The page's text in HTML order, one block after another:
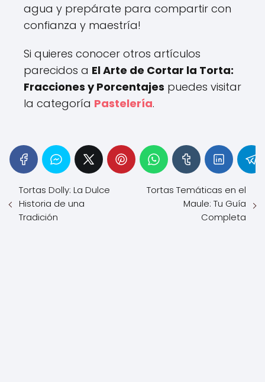
agua y prepárate para compartir con
confianza y maestría!
Si quieres conocer otros artículos
parecidos a El Arte de Cortar la Torta:
Fracciones y Porcentajes puedes visitar
la categoría Pastelería.
Tortas Dolly: La Dulce
Historia de una
Tradición
Tortas Temáticas en el
Maule: Tu Guía
Completa